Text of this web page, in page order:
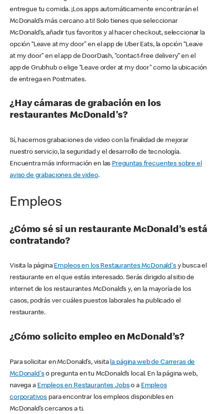
entregue tu comida. ¡Los apps automáticamente encontrarán el
McDonald’s más cercano a ti! Solo tienes que seleccionar
McDonald’s, añadir tus favoritos y al hacer checkout, seleccionar la
opción “Leave at my door” en el app de Uber Eats, la opción “Leave
at my door” en el app de DoorDash, “contact-free delivery” en el
app de Grubhub o elige “Leave order at my door” como la ubicación
de entrega en Postmates.
¿Hay cámaras de grabación en los
restaurantes McDonald's?
Sí, hacemos grabaciones de video con la finalidad de mejorar
nuestro servicio, la seguridad y el desarrollo de tecnología.
Encuentra más información en las Preguntas frecuentes sobre el
aviso de grabaciones de video.
Empleos
¿Cómo sé si un restaurante McDonald’s está
contratando?
Visita la página Empleos en los Restaurantes McDonald'sy busca el
restaurante en el que estás interesado. Serás dirigido al sitio de
internet de los restaurantes McDonald’s y, en la mayoría de los
casos, podrás ver cuáles puestos laborales ha publicado el
restaurante.
¿Cómo solicito empleo en McDonald’s?
Para solicitar en McDonald’s, visita la página web de Carreras de
McDonald'so pregunta en tu McDonald’s local. En la página web,
navega a Empleos en Restaurantes Jobso a Empleos
corporativos para encontrar los empleos disponibles en
McDonald’s cercanos a ti.